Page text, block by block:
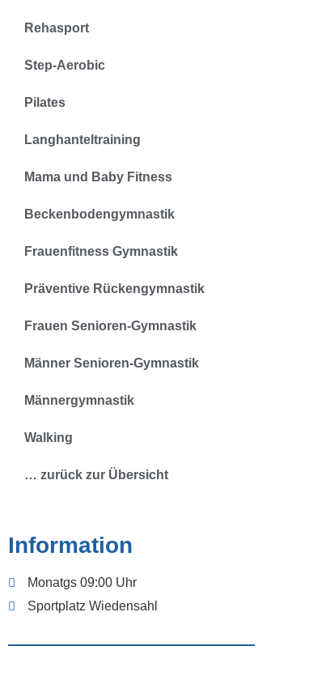
Rehasport
Step-Aerobic
Pilates
Langhanteltraining
Mama und Baby Fitness
Beckenbodengymnastik
Frauenfitness Gymnastik
Präventive Rückengymnastik
Frauen Senioren-Gymnastik
Männer Senioren-Gymnastik
Männergymnastik
Walking
… zurück zur Übersicht
Information
Monatgs 09:00 Uhr
Sportplatz Wiedensahl